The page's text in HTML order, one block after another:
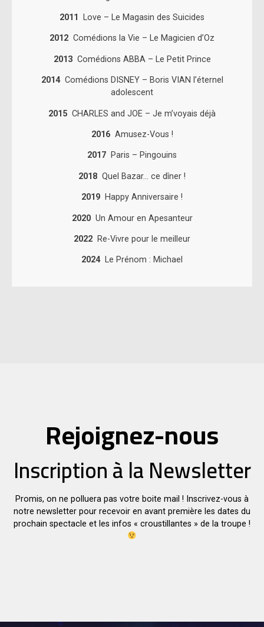
2011 Love – Le Magasin des Suicides
2012 Comédions la Vie – Le Magicien d’Oz
2013Comédions ABBA – Le Petit Prince
2014Comédions DISNEY – Boris VIAN l’éternel
adolescent
2015 CHARLES and JOE – Je m’voyais déjà
2016Amusez-Vous !
2017 Paris – Pingouins
2018 Quel Bazar… ce dîner !
2019 Happy Anniversaire !
2020Un Amour en Apesanteur
2022 Re-Vivre pour le meilleur
2024Le Prénom : Michael
Rejoignez-nous
Inscription à la Newsletter
Promis, on ne polluera pas votre boite mail ! Inscrivez-vous à
notre newsletter pour recevoir en avant première les dates du
prochain spectacle et les infos « croustillantes » de la troupe !